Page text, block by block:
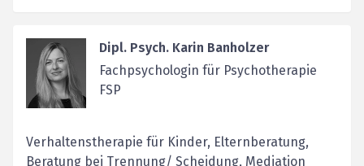
Dipl. Psych. Karin Banholzer
Fachpsychologin für Psychotherapie
FSP
Verhaltenstherapie für Kinder, Elternberatung,
Beratung bei Trennung/ Scheidung, Mediation